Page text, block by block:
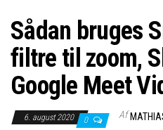
Sådan bruges
filtre til zoom,
Google Meet
6. august 2020 0 Af